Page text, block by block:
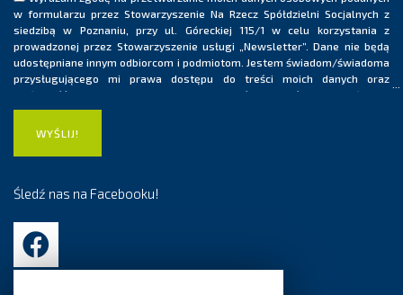
w formularzu przez Stowarzyszenie Na Rzecz Spółdzielni Socjalnych z
siedzibą w Poznaniu, przy ul. Góreckiej 115/1 w celu korzystania z
prowadzonej przez Stowarzyszenie usługi „Newsletter”. Dane nie będą
udostępniane innym odbiorcom i podmiotom. Jestem świadom/świadoma
przysługującego mi prawa dostępu do treści moich danych oraz
możliwość ich poprawiania. Ponadto jestem świadom/świadoma, iż moja
zgoda na przetwarzanie danych osobowych ma charakter dobrowolny i
może być wycofana w dowolnym momencie, co skutkować będzie
usunięciem mojego adresu e-mail z listy dystrybucyjnej usługi
„Newsletter”.
Śledź nas na Facebooku!